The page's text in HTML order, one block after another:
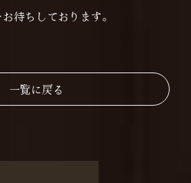
待ちしております。
一覧に戻る